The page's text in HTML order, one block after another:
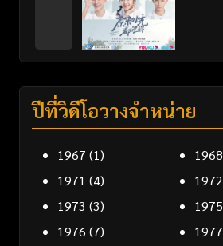
ปีที่วิดีโอวางจำหน่าย
1967 (1) 1968
1971 (4) 1972
1973 (3) 1975
1976 (7) 1977